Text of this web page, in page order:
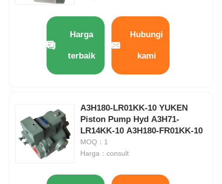
Harga
terbaik
Hubungi
kami
A3H180-LR01KK-10 YUKEN
Piston Pump Hyd A3H71-
LR14KK-10 A3H180-FR01KK-10
MOQ：1
Harga：consult